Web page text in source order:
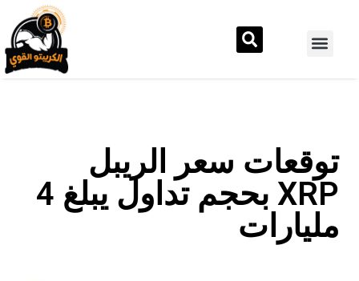
توقعات سعر الريبل
XRP بحجم تداول يبلغ 4
مليارات